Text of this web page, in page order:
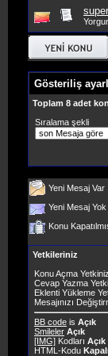
Gösteriliş
Toplam 8 adet
Sıralama şekli
Yeni Mesaj Var
Yeni Mesaj Yok
Konu
Yetkileriniz
Konu Açma Yetkiniz
Cevap Yazma
Eklenti Yükleme
Mesajınızı
BB code is Açık
Smileler Açık
[IMG] Kodları Açık
HTML-Kodu